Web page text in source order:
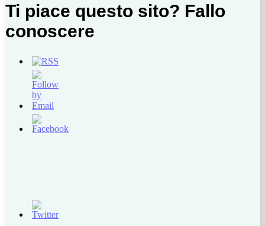
Ti piace questo sito? Fallo
conoscere